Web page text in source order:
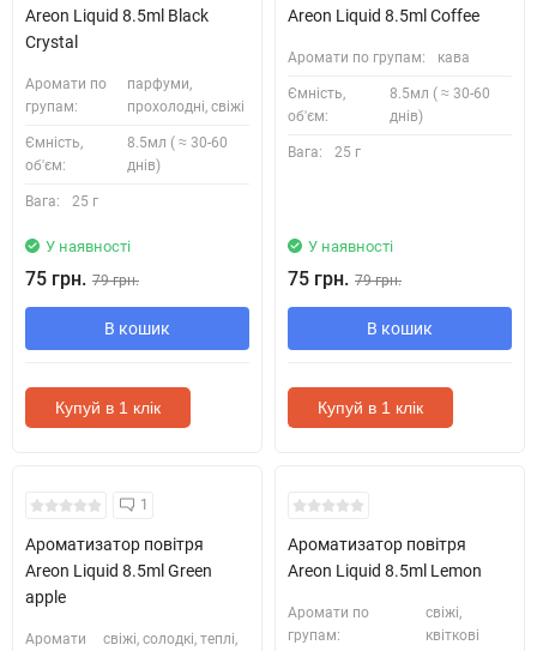
Areon Liquid 8.5ml Black
Crystal
Аромати по
групам:
парфуми,
прохолодні, свіжі
Ємність,
об'єм:
8.5мл ( ≈ 30-60
днів)
Вага: 25 г
У наявності
75 грн. 79 грн.
В кошик
Купуй в 1 клік
Areon Liquid 8.5ml Coffee
Аромати по групам: кава
Ємність,
об'єм:
8.5мл ( ≈ 30-60
днів)
Вага: 25 г
У наявності
75 грн. 79 грн.
В кошик
Купуй в 1 клік
1
Ароматизатор повітря
Areon Liquid 8.5ml Green
apple
Аромати
свіжі, солодкі, теплі,
Ароматизатор повітря
Areon Liquid 8.5ml Lemon
Аромати по
групам:
свіжі,
квіткові